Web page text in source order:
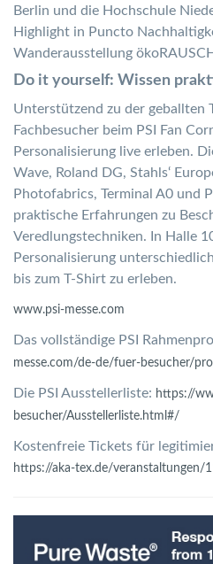
Berlin und die Hochschule
Highlight in Puncto
Wanderausstellung
Do it yourself: Wissen
Unterstützend zu der geballten
Fachbesucher beim PSI Fan
Personalisierung live erleben.
Wave, Roland DG, Stahls‘
Photofabrics, Terminal A0 und
praktische Erfahrungen zu
Veredlungstechniken. In Halle
Personalisierung
bis zum T-Shirt zu erleben.
www.psi-messe.com
Das vollständige PSI
messe.com/de-de/fuer-besucher/
Die PSI Ausstellerliste: https://
besucher/Ausstellerliste.html#/
Kostenfreie Tickets für
https://aka-tex.de/veranstaltungen/